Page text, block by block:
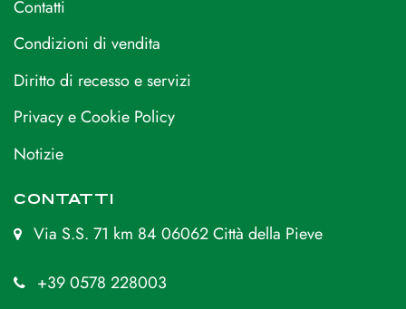
Contatti
Condizioni di vendita
Diritto di recesso e servizi
Privacy e Cookie Policy
Notizie
CONTATTI
Via S.S. 71 km 84 06062 Città della Pieve
+39 0578 228003